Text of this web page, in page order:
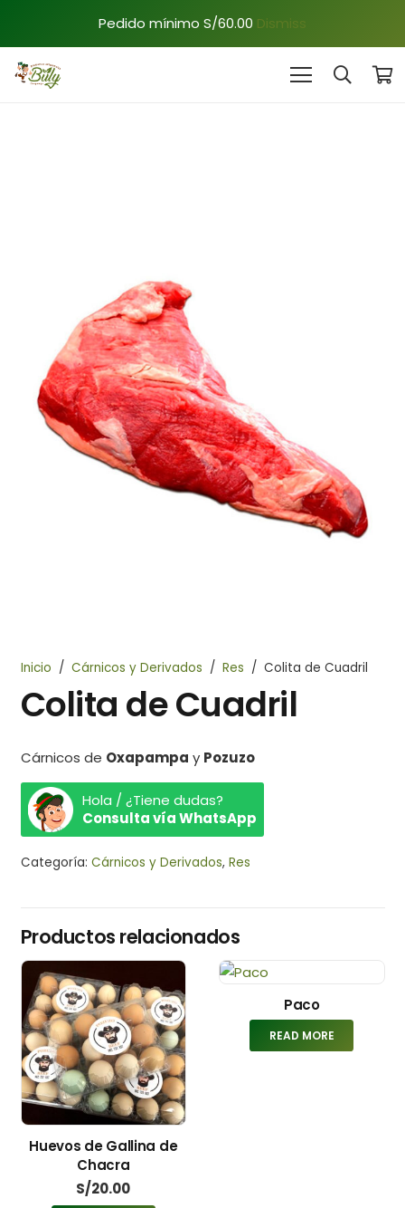
Inicio / Cárnicos y Derivados / Res / Colita de Cuadril
Colita de Cuadril
Cárnicos de Oxapampa y Pozuzo
Hola / ¿Tiene dudas?
Consulta vía WhatsApp
Categoría: Cárnicos y Derivados, Res
Productos relacionados
Huevos de Gallina de
Chacra
S/20.00
Paco
READ MORE
Pedido mínimo S/60.00 Dismiss